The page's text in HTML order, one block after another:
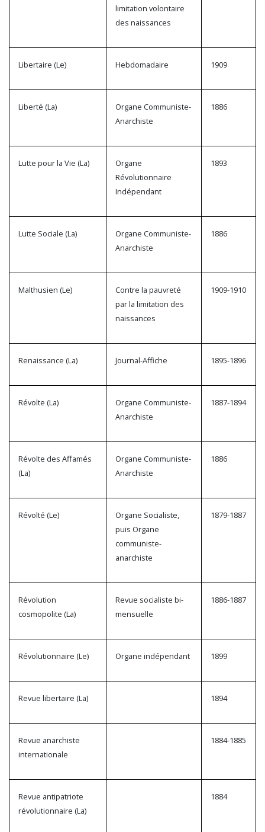
limitation volontaire
des naissances
Libertaire (Le) Hebdomadaire 1909
Liberté (La)
Organe Communiste-
Anarchiste
1886
Lutte pour la Vie (La)
Organe
Révolutionnaire
Indépendant
1893
Lutte Sociale (La)
Organe Communiste-
Anarchiste
1886
Malthusien (Le)
Contre la pauvreté
par la limitation des
naissances
1909-1910
Renaissance (La) Journal-Affiche 1895-1896
Révolte (La)
Organe Communiste-
Anarchiste
1887-1894
Révolte des Affamés
(La)
Organe Communiste-
Anarchiste
1886
Révolté (Le)
Organe Socialiste,
puis Organe
communiste-
anarchiste
1879-1887
Révolution
cosmopolite (La)
Revue socialiste bi-
mensuelle
1886-1887
Révolutionnaire (Le) Organe indépendant 1899
Revue libertaire (La) 1894
Revue anarchiste
internationale
1884-1885
Revue antipatriote
révolutionnaire (La)
1884